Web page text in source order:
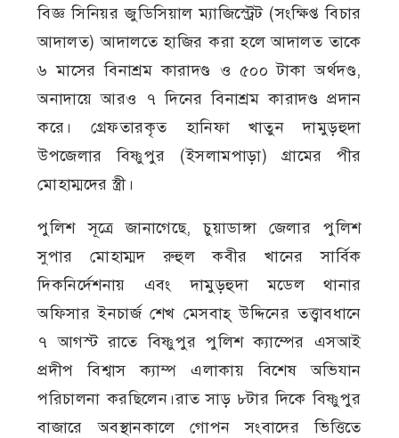
বিজ্ঞ সিনিয়র জুডিসিয়াল ম্যাজিস্ট্রেট (সংক্ষিপ্ত বিচার
আদালত) আদালতে হাজির করা হলে আদালত তাকে
৬ মাসের বিনাশ্রম কারাদণ্ড ও ৫০০ টাকা অর্থদণ্ড,
অনাদায়ে আরও ৭ দিনের বিনাশ্রম কারাদণ্ড প্রদান
করে। গ্রেফতারকৃত হানিফা খাতুন দামুড়হুদা
উপজেলার বিষ্ণুপুর (ইসলামপাড়া) গ্রামের পীর
মোহাম্মদের স্ত্রী।
পুলিশ সূত্রে জানাগেছে, চুয়াডাঙ্গা জেলার পুলিশ
সুপার মোহাম্মদ রুহুল কবীর খানের সার্বিক
দিকনির্দেশনায় এবং দামুড়হুদা মডেল থানার
অফিসার ইনচার্জ শেখ মেসবাহ্ উদ্দিনের তত্ত্বাবধানে
৭ আগস্ট রাতে বিষ্ণুপুর পুলিশ ক্যাম্পের এসআই
প্রদীপ বিশ্বাস ক্যাম্প এলাকায় বিশেষ অভিযান
পরিচালনা করছিলেন।রাত সাড় ৮টার দিকে বিষ্ণুপুর
বাজারে অবস্থানকালে গোপন সংবাদের ভিত্তিতে